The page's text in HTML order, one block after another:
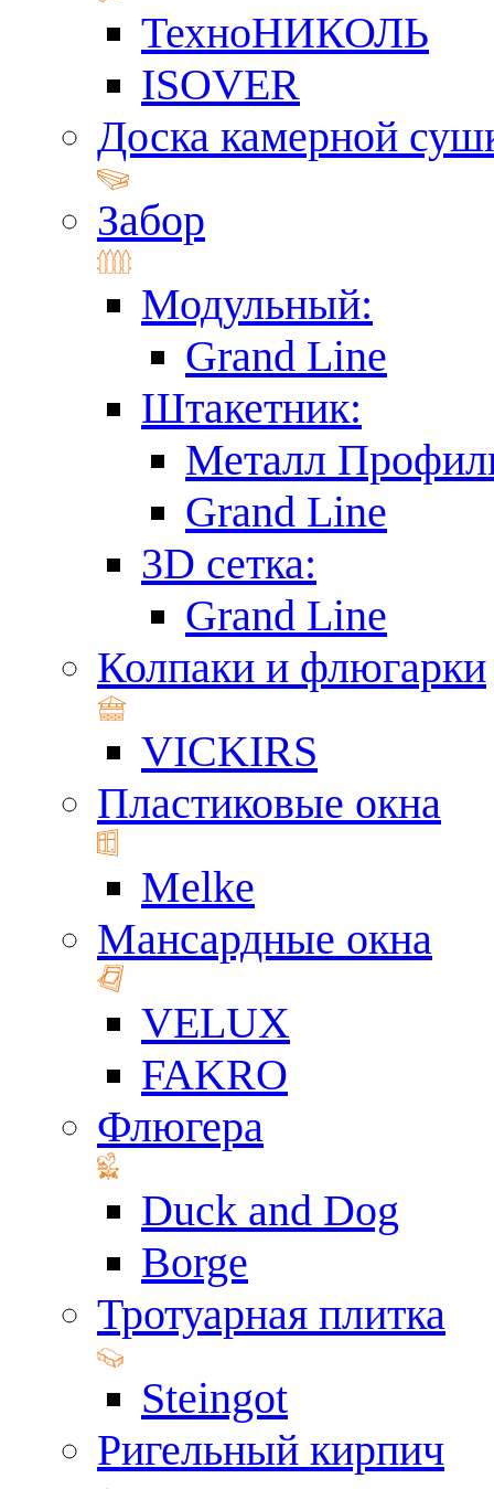
ТехноНИКОЛЬ
ISOVER
Доска камерной
Забор
Модульный:
Grand Line
Штакетник:
Металл
Grand Line
3D сетка:
Grand Line
Колпаки и флюгарки
VICKIRS
Пластиковые окна
Melke
Мансардные окна
VELUX
FAKRO
Флюгера
Duck and Dog
Borge
Тротуарная плитка
Steingot
Ригельный кирпич